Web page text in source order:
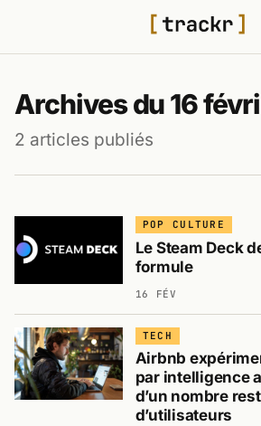
Archives du 16
2 articles publiés
POP CULTURE
Le Steam Deck
formule
16 FÉV
TECH
Airbnb
par intelligence
d’un nombre
d’utilisateurs